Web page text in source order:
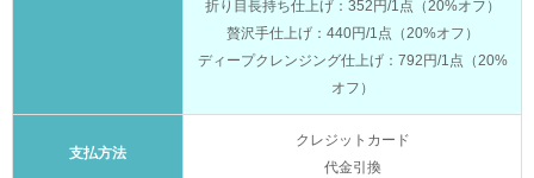
折り目長持ち仕上げ：352円/1点（20%オフ）
贅沢手仕上げ：440円/1点（20%オフ）
ディープクレンジング仕上げ：792円/1点（20%
オフ）
支払方法
クレジットカード
代金引換